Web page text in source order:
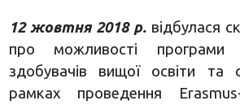
12 жовтня 2018 р. відбулася
про можливості програми
здобувачів вищої освіти та
рамках проведення